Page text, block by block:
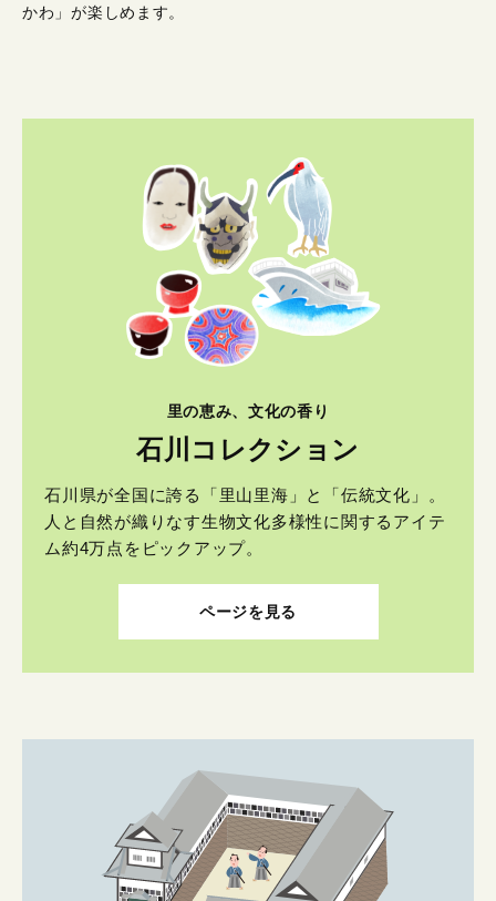
かわ」が楽しめます。
里の恵み、文化の香り
石川コレクション
石川県が全国に誇る「里山里海」と「伝統文化」。
人と自然が織りなす生物文化多様性に関するアイテ
ム約4万点をピックアップ。
ページを見る